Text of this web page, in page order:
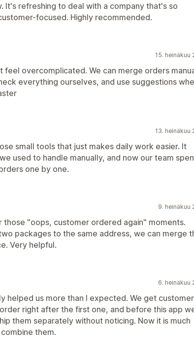
It's refreshing to deal with a company that's so
focused. Highly recommended.
15. heinäkuu
feel overcomplicated. We can merge orders
everything ourselves, and use suggestions
13. heinäkuu
small tools that just makes daily work easier. It
used to handle manually, and now our team
one by one.
9. heinäkuu
those "oops, customer ordered again" moments.
packages to the same address, we can merge
Very helpful.
6. heinäkuu
helped us more than I expected. We get
right after the first one, and before this app
them separately without noticing. Now it is much
them.